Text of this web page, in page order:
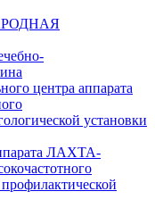
центра аппарата
установки
ЛАХТА-